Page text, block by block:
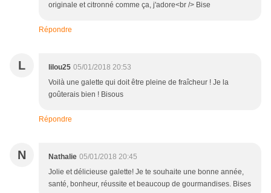
originale et citronné comme ça, j'adore<br /> Bise
Répondre
L lilou25 05/01/2018 20:53
Voilà une galette qui doit être pleine de fraîcheur ! Je la
goûterais bien ! Bisous
Répondre
N Nathalie 05/01/2018 20:45
Jolie et délicieuse galette! Je te souhaite une bonne année,
santé, bonheur, réussite et beaucoup de gourmandises. Bises